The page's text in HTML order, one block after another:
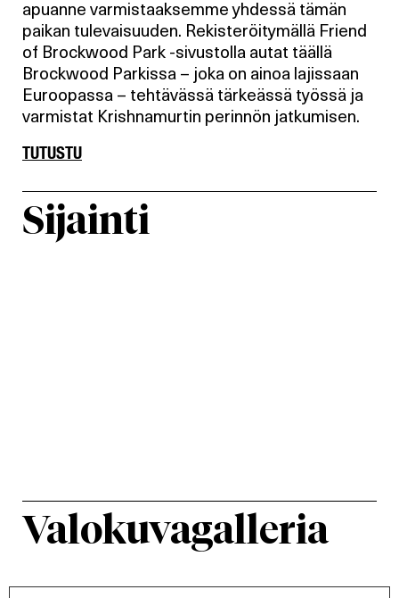
apuanne varmistaaksemme yhdessä tämän
paikan tulevaisuuden. Rekisteröitymällä Friend
of Brockwood Park -sivustolla autat täällä
Brockwood Parkissa – joka on ainoa lajissaan
Euroopassa – tehtävässä tärkeässä työssä ja
varmistat Krishnamurtin perinnön jatkumisen.
TUTUSTU
Sijainti
Valokuvagalleria